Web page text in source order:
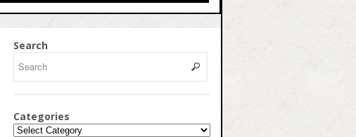
Search
Categories
Categories